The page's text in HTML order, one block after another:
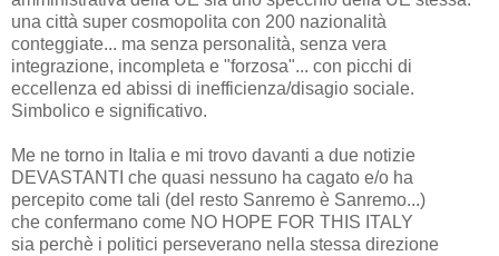
una città super cosmopolita con 200 nazionalità
conteggiate... ma senza personalità, senza vera
integrazione, incompleta e "forzosa"... con picchi di
eccellenza ed abissi di inefficienza/disagio sociale.
Simbolico e significativo.
Me ne torno in Italia e mi trovo davanti a due notizie
DEVASTANTI che quasi nessuno ha cagato e/o ha
percepito come tali (del resto Sanremo è Sanremo...)
che confermano come NO HOPE FOR THIS ITALY
sia perchè i politici perseverano nella stessa direzione